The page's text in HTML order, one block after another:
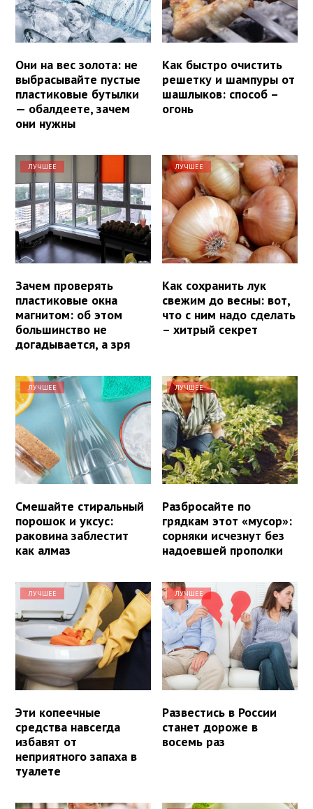
Они на вес золота: не
выбрасывайте пустые
пластиковые бутылки
— обалдеете, зачем
они нужны
Как быстро очистить
решетку и шампуры от
шашлыков: способ –
огонь
ЛУЧШЕЕ
Зачем проверять
пластиковые окна
магнитом: об этом
большинство не
догадывается, а зря
ЛУЧШЕЕ
Как сохранить лук
свежим до весны: вот,
что с ним надо сделать
– хитрый секрет
ЛУЧШЕЕ
Смешайте стиральный
порошок и уксус:
раковина заблестит
как алмаз
ЛУЧШЕЕ
Разбросайте по
грядкам этот «мусор»:
сорняки исчезнут без
надоевшей прополки
ЛУЧШЕЕ
Эти копеечные
средства навсегда
избавят от
неприятного запаха в
туалете
ЛУЧШЕЕ
Развестись в России
станет дороже в
восемь раз